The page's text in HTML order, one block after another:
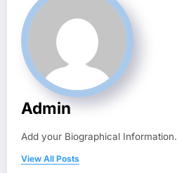
Admin
Add your Biographical Information.
View All Posts